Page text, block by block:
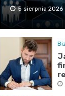
5 sierpnia 2026